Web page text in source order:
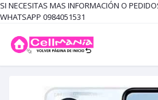
SI NECESITAS MAS INFORMACIÓN O
WHATSAPP 0984051531